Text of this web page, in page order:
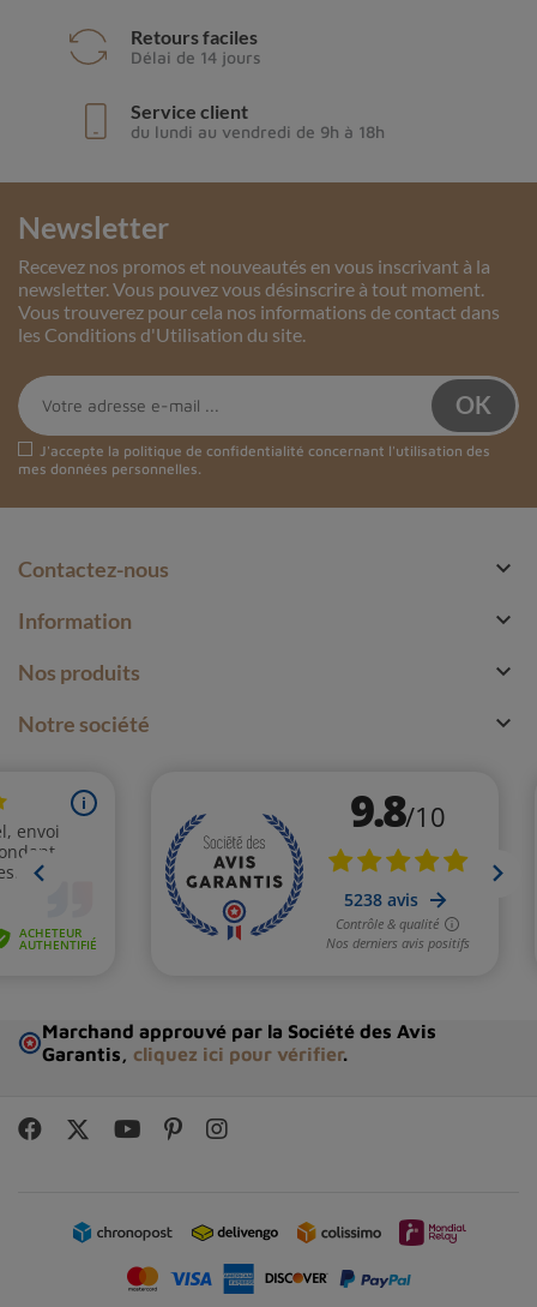
Retours faciles
Délai de 14 jours
Service client
du lundi au vendredi de 9h à 18h
Newsletter
Recevez nos promos et nouveautés en vous inscrivant à la
newsletter. Vous pouvez vous désinscrire à tout moment.
Vous trouverez pour cela nos informations de contact dans
les Conditions d'Utilisation du site.
J'accepte la politique de confidentialité concernant l'utilisation des
mes données personnelles.
Contactez-nous 
Information 
Nos produits 
Notre société 
Marchand approuvé par la Société des Avis
Garantis, cliquez ici pour vérifier.